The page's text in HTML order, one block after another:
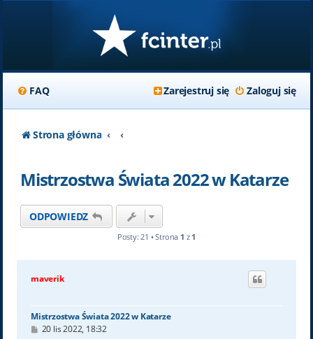
FAQ Zaloguj się
Zarejestruj się
Strona główna
Mistrzostwa Świata 2022 w Katarze
ODPOWIEDZ
Posty: 21 • Strona 1 z 1
maverik
Mistrzostwa Świata 2022 w Katarze
P20 lis 2022, 18:32